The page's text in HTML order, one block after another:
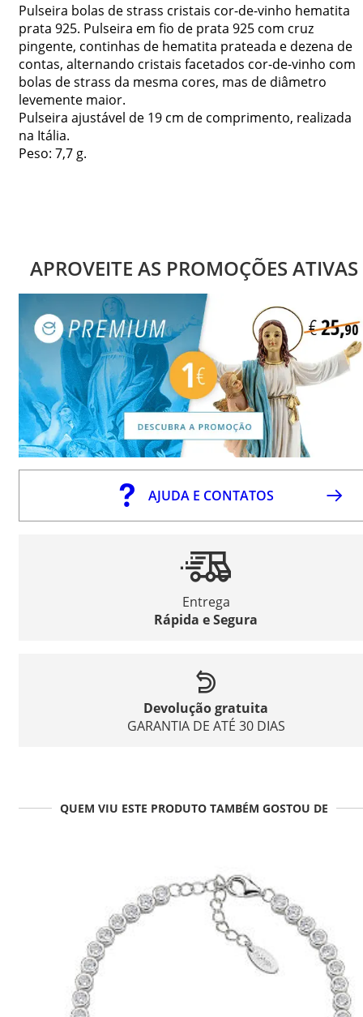
Pulseira bolas de strass cristais cor-de-vinho hematita
prata 925. Pulseira em fio de prata 925 com cruz
pingente, continhas de hematita prateada e dezena de
contas, alternando cristais facetados cor-de-vinho com
bolas de strass da mesma cores, mas de diâmetro
levemente maior.
Pulseira ajustável de 19 cm de comprimento, realizada
na Itália.
Peso: 7,7 g.
APROVEITE AS PROMOÇÕES ATIVAS
AJUDA E CONTATOS
Entrega
Rápida e Segura
Devolução gratuita
GARANTIA DE ATÉ 30 DIAS
QUEM VIU ESTE PRODUTO TAMBÉM GOSTOU DE